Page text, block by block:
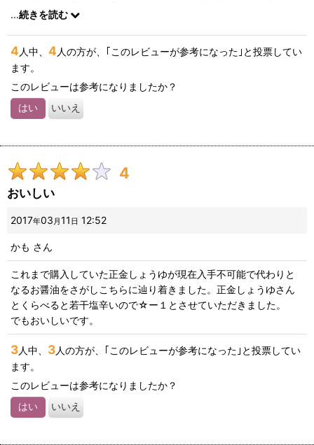
そこを改良してもらいたいな、と。
...続きを読む
4 人中、 4 人の方が、｢このレビューが参考になった｣と投票してい
ます。
このレビューは参考になりましたか？
はい いいえ
4
おいしい
2017年03 月11 日 12:52
かも さん
これまで購入していた正金しょうゆが現在入手不可能で代わりと
なるお醤油をさがしこちらに辿り着きました。正金しょうゆさん
とくらべると若干塩辛いので☆ー１とさせていただきました。
でもおいしいです。
3人中、 3人の方が、｢このレビューが参考になった｣と投票してい
ます。
このレビューは参考になりましたか？
はい いいえ